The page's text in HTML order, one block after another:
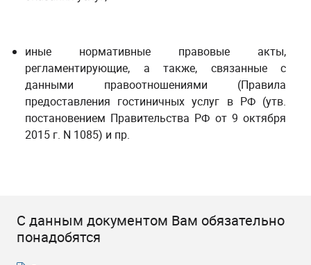
иные нормативные правовые акты,
регламентирующие, а также, связанные с
данными правоотношениями (Правила
предоставления гостиничных услуг в РФ (утв.
постановением Правительства РФ от 9 октября
2015 г. N 1085) и пр.
С данным документом Вам обязательно
понадобятся